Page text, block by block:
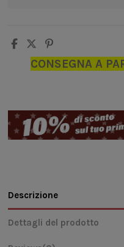
CONSEGNA A
Descrizione
Dettagli del prodotto